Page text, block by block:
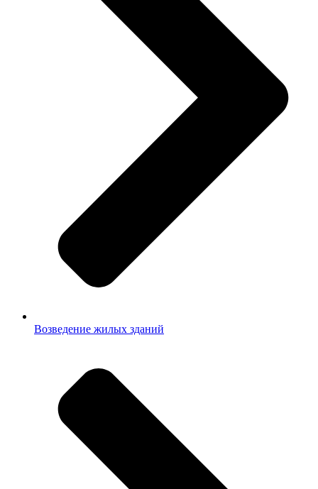
Возведение жилых зданий